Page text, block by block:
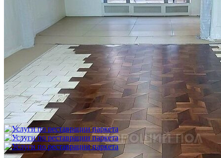
Укладка модульного паркета с финишным покрытием на
фанеру
3 600 ₽